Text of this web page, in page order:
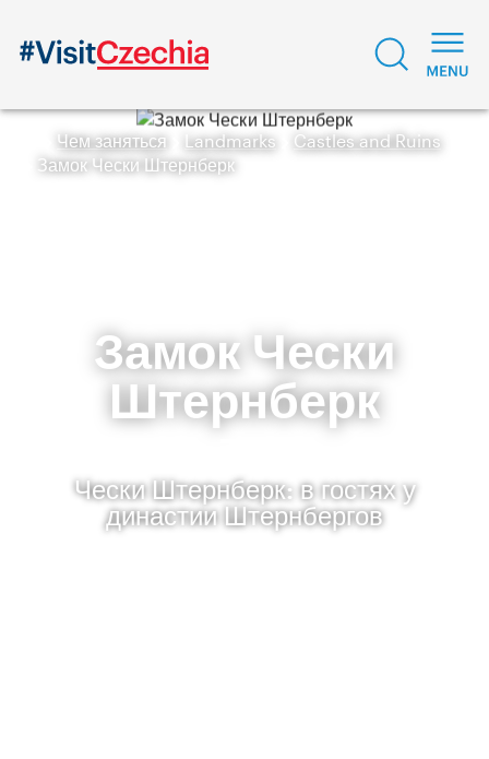
Чем заняться Landmarks
Castles and Ruins
Замок Чески Штернберк
Замок Чески
Штернберк
Чески Штернберк: в гостях у
династии Штернбергов